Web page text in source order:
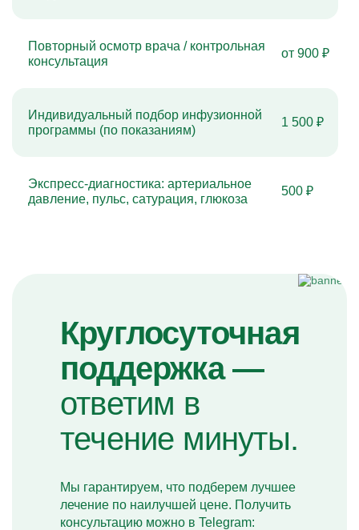
Повторный осмотр врача / контрольная
консультация
от 900 ₽
Индивидуальный подбор инфузионной
программы (по показаниям)
1 500 ₽
Экспресс-диагностика: артериальное
давление, пульс, сатурация, глюкоза
500 ₽
Круглосуточная
поддержка —
ответим в
течение минуты.
Мы гарантируем, что подберем лучшее
лечение по наилучшей цене. Получить
консультацию можно в Telegram: